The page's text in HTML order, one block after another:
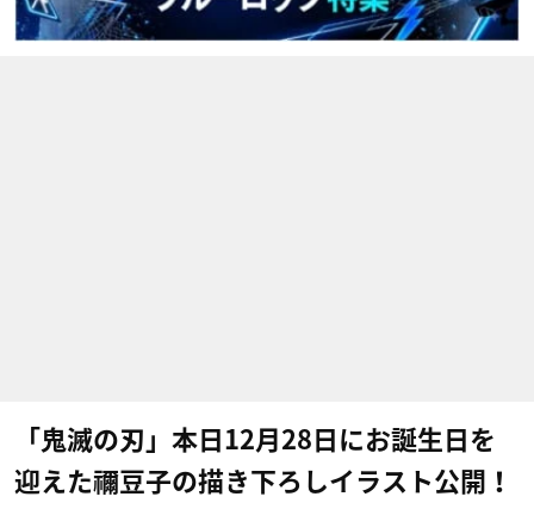
「鬼滅の刃」本日12月28日にお誕生日を
迎えた禰豆子の描き下ろしイラスト公開！